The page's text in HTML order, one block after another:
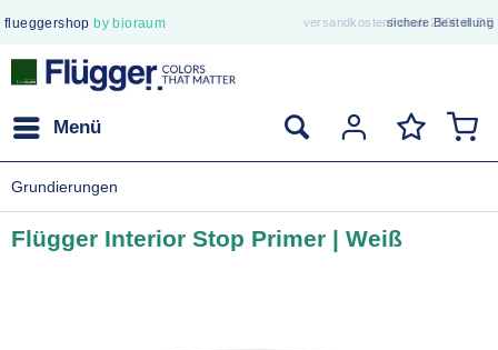
flueggershop by bioraum versandkostenfrei ab 250€ in DE
sichere Bestellung
Menü
Grundierungen
Flügger Interior Stop Primer | Weiß